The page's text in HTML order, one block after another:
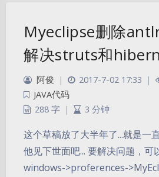
Myeclipse删除
解决struts和
阿俊 | 2017-7-02 17:33 |
JAVA代码
288 字 | 3 分钟
这个草稿放了大半年了...就是一
他见下世面吧... 要解决问题，可
windows->proferences-